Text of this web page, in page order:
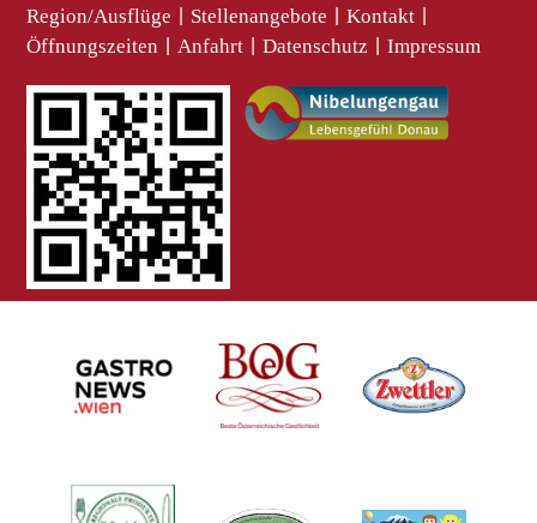
Region/Ausflüge Stellenangebote Kontakt
Öffnungszeiten Anfahrt Datenschutz Impressum